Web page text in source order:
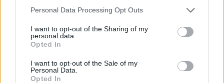
Please note that this website/app uses one or more Google
not limited to your visit or usage behaviour. You may click to
grant or deny consent to Google and its third-party tags to
use your data for below specified purposes in below Google
consent section.
Personal Data Processing Opt Outs
I want to opt-out of the Sharing of my
personal data.
Opted In
I want to opt-out of the Sale of my
Personal Data.
Opted In
στο “παράθυρο” Ιουλίου
12/JUN/26 14:36
Οι Γιόνας Βαλαντσιούνας & Μάτας Μπουζέλις κι οι Μάριο
κλήσεις της...